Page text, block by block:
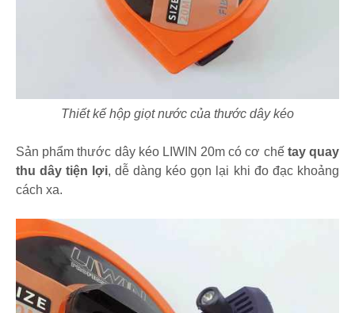
Thiết kế hộp giọt nước của thước dây kéo
Sản phẩm thước dây kéo LIWIN 20m có cơ chếtay quay
thu dây tiện lợi, dễ dàng kéo gọn lại khi đo đạc khoảng
cách xa.